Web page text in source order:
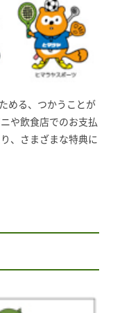
める、つかうことが
や飲食店でのお支払
、さまざまな特典に